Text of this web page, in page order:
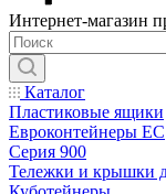
Интернет-магазин
Каталог
Пластиковые ящики
Евроконтейнеры ЕС
Серия 900
Тележки и крышки